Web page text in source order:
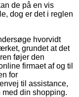
de på en vis
dog er det i reglen
hvorvidt
grundet at det
føjer den
firmaet af og til
for
til assistance,
din shopping.